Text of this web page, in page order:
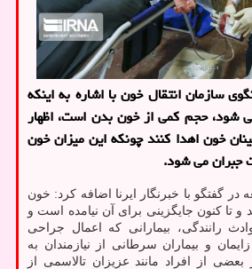
سازمان انتقال خون با اشاره به اینکه
شود، حجم کمی از خون بدن است، اظهار
خون اهدا کنند چونکه این میزان خون
گفتگو با خبرنگار ایرنا اضافه کرد: خون
تا کنون جایگزینی برای آن نیامده است و
رانندگی، بیمارانی که اعمال جراحی
و بیماران سرطانی از نیازمندان به
از افراد مانند عزیزان تالاسمی از